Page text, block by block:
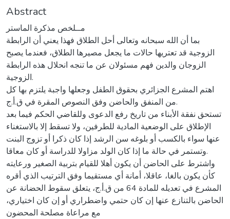
Abstract
مــلخص مذكرة الماستر
بما أن الله سبحانه وتعالى أحل الطلاق فهذا يعني أن الرابطة
الزوجية قد تعتريها حالات ما يجعل مصيرها الطلاق، فعندما يصبح
الزوجان والدين فهم مسئولان عن ما تنجه انحلال هذه الرابطة
الزوجية.
اهتم المشرع الجزائري بحقوق الطفل وجعلها واجبة يلتزم بها كل
من المنفق والحاضن وفق النصوص المقرة في ق.أ.ج.
تستحق نفقة الأبناء من تاريخ رفع الدعوى وللقاضي الحكم فيما بعد
الإطلاق على الوضعية المادية للطرفين، ولا تسقط إلا بالاستغناء
عنها سواء بالكسب أو بلوغه سن الرشد إذا كان ذكرا أو تزوج البنت
وتستمر في حالة ما إذا كان الولد مزاولا للدراسة أو كان معاقا.
واشترط على الحاضن أن يكون أهلا للقيام بتربية الصغير ورعايته
كأن يكون بالغا، عاقلا، أمانة أي مستقيما وفق الترتيب الذي أقره
المشرع في تعديله للمادة 64 من ق.أ.ج، يتعلق سقوط الحضانة عن
الحاضن بالتنازع عنها إن كان حتمي واضطراري أو إن كان اختياري،
مع مراعاة مصلحة المحضون